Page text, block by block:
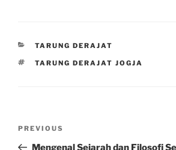
CATEGORIES
TARUNG DERAJAT
TAGS
TARUNG DERAJAT JOGJA
Previous
Post
PREVIOUS
Mengenal Sejarah dan Filosofi